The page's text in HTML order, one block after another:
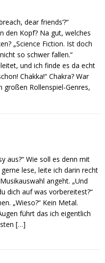
dear friends‘?“
den Kopf? Na gut, welches
„Science Fiction. Ist doch
so schwer fallen.“
und ich finde es da echt
Chakka!“ Chakra? War
großen Rollenspiel-Genres,
aus?“ Wie soll es denn mit
lese, leite ich darin recht
angeht. „Und
dich auf was vorbereitest?“
„Wieso?“ Kein Metal.
führt das ich eigentlich
[…]